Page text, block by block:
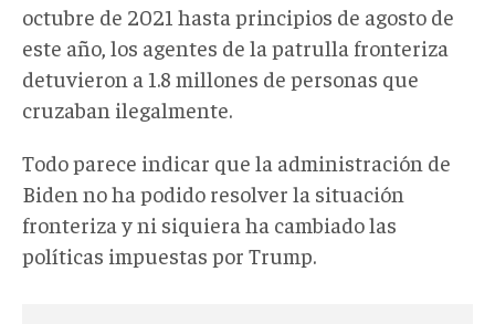
octubre de 2021 hasta principios de agosto de
este año, los agentes de la patrulla fronteriza
detuvieron a 1.8 millones de personas que
cruzaban ilegalmente.
Todo parece indicar que la administración de
Biden no ha podido resolver la situación
fronteriza y ni siquiera ha cambiado las
políticas impuestas por Trump.